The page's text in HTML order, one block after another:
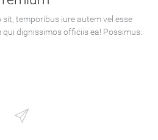
temporibus iure autem vel esse
dignissimos officiis ea! Possimus.